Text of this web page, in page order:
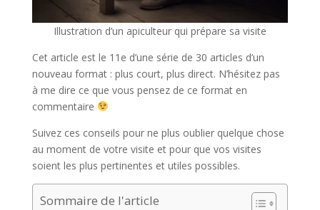
Illustration d’un apiculteur qui prépare sa visite
Cet article est le 11e d’une série de 30 articles d’un
nouveau format : plus court, plus direct. N’hésitez pas
à me dire ce que vous pensez de ce format en
commentaire
Suivez ces conseils pour ne plus oublier quelque chose
au moment de votre visite et pour que vos visites
soient les plus pertinentes et utiles possibles.
Sommaire de l'article